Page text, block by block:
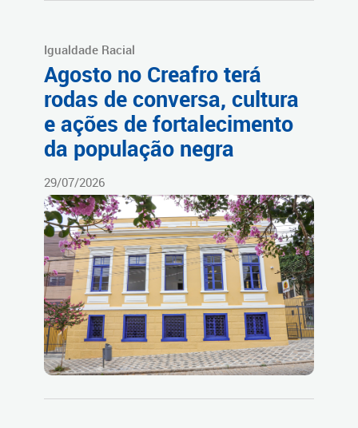
Igualdade Racial
Agosto no Creafro terá
rodas de conversa, cultura
e ações de fortalecimento
da população negra
29/07/2026